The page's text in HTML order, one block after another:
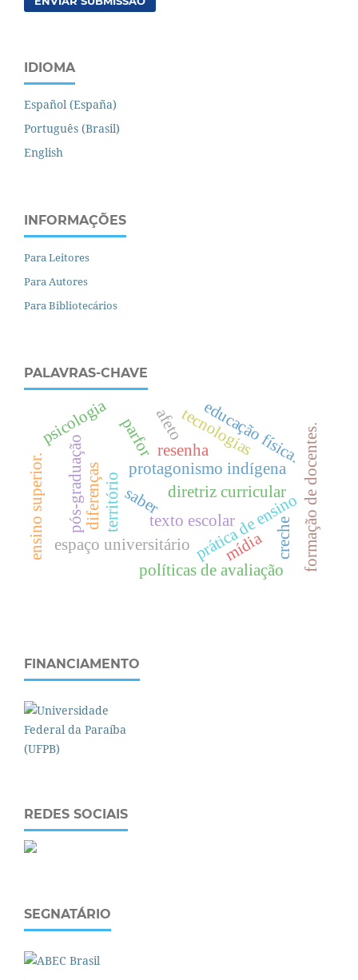
IDIOMA
Español (España)
Português (Brasil)
English
INFORMAÇÕES
Para Leitores
Para Autores
Para Bibliotecários
PALAVRAS-CHAVE
resenha
território diretriz curricular
prática de ensino
texto escolar
políticas de avaliação
espaço universitário
pós-graduação protagonismo indígena
saber
mídia
parfor e
d
u
c
a
ç
ã
o
f
í
s
i
c
a
.
creche
psicologia
formação de docentes.
e
n
s
i
n
o
s
u
p
e
r
i
o
r
.
tecnologias
diferenças
afeto
FINANCIAMENTO
REDES SOCIAIS
SEGNATÁRIO